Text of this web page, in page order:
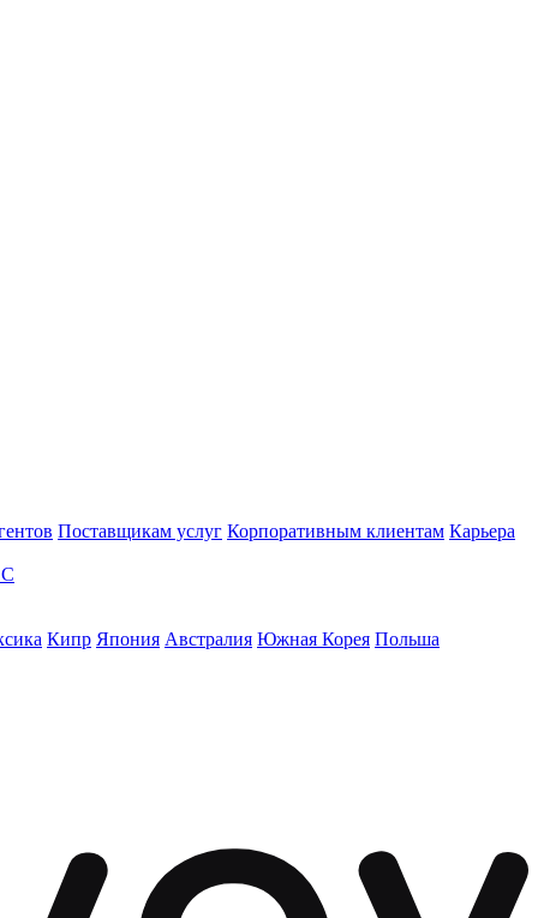
Поставщикам услуг Корпоративным клиентам Карьера
Кипр Япония Австралия Южная Корея Польша